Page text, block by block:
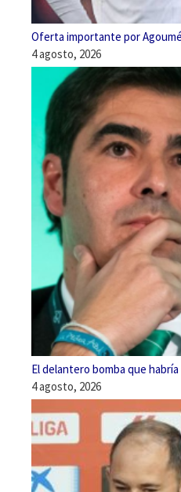
Oferta importante por
4 agosto, 2026
El delantero bomba que
4 agosto, 2026